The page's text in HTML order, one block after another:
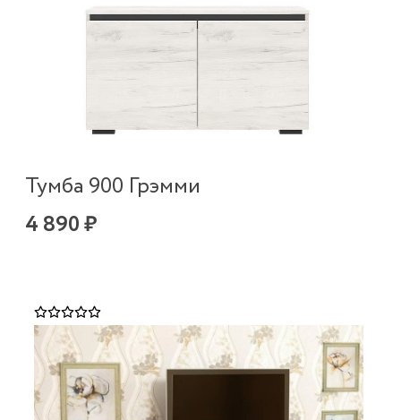
Тумба 900 Грэмми
4 890 ₽